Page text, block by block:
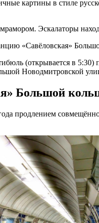
картины в стиле
Эскалаторы
«Савёловская»
(открывается в
Новодмитровской
Большой
продлением